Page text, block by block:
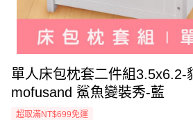
單人床包枕套二件組3.5x6.2-
mofusand 鯊魚變裝秀-藍
超取滿NT$699免運